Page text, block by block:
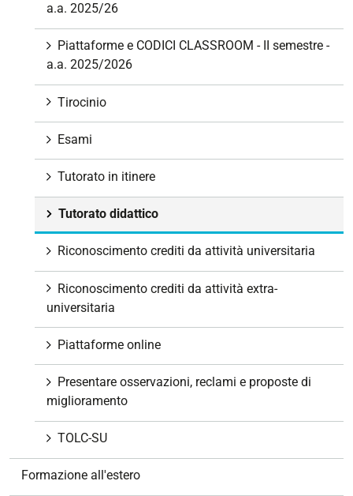
a.a. 2025/26
Piattaforme e CODICI CLASSROOM - II semestre -
a.a. 2025/2026
Tirocinio
Esami
Tutorato in itinere
Tutorato didattico
Riconoscimento crediti da attività universitaria
Riconoscimento crediti da attività extra-
universitaria
Piattaforme online
Presentare osservazioni, reclami e proposte di
miglioramento
TOLC-SU
Formazione all'estero